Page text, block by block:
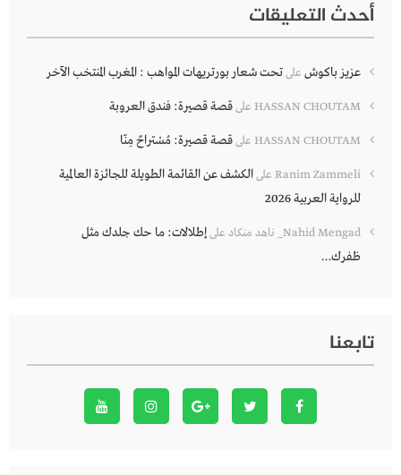
أحدث التعليقات
عزيز باكوش علىتحت شعار بورتريهات المواهب : المغرب المنتخب الآخر
HASSAN CHOUTAM علىقصة قصيرة: فندق العروبة
HASSAN CHOUTAM علىقصة قصيرة: مُسْتراحٌ مِنّا
Ranim Zammeli علىالكشف عن القائمة الطويلة للجائزة العالمية
للرواية العربية 2026
Nahid Mengad_ ناهد منكاد علىإطلالات: ما حك جلدك مثل
ظفرك…
تابعنا